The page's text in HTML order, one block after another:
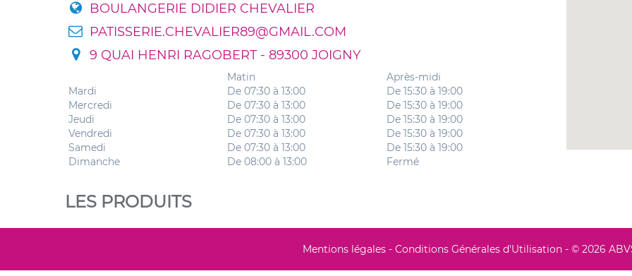
BOULANGERIE DIDIER CHEVALIER
PATISSERIE.CHEVALIER89@GMAIL.COM
9 QUAI HENRI RAGOBERT - 89300 JOIGNY
Matin
Après-midi
Mardi
De 07:30 à 13:00
De 15:30 à 19:00
Mercredi
De 07:30 à 13:00
De 15:30 à 19:00
Jeudi
De 07:30 à 13:00
De 15:30 à 19:00
Vendredi
De 07:30 à 13:00
De 15:30 à 19:00
Samedi
De 07:30 à 13:00
De 15:30 à 19:00
Dimanche
De 08:00 à 13:00 Fermé
LES PRODUITS
Mentions légales- Conditions Générales d'Utilisation- © 2026